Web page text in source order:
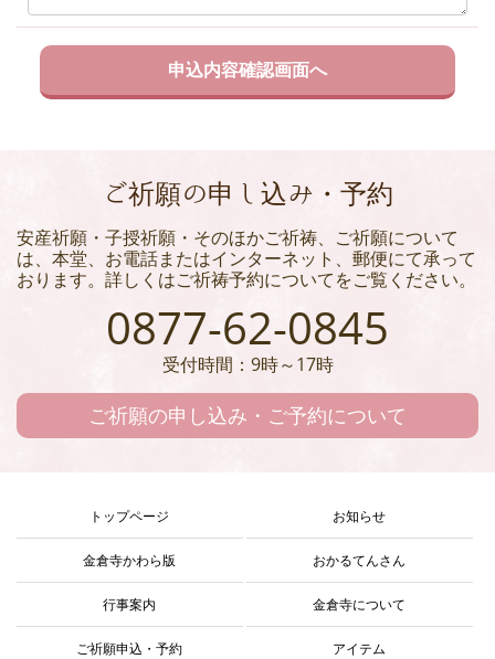
ご祈願の申し込み・予約
安産祈願・子授祈願・そのほかご祈祷、ご祈願について
は、本堂、お電話またはインターネット、郵便にて承って
おります。詳しくはご祈祷予約についてをご覧ください。
0877-62-0845
受付時間：9時～17時
ご祈願の申し込み・ご予約について
トップページ お知らせ
金倉寺かわら版 おかるてんさん
行事案内 金倉寺について
ご祈願申込・予約 アイテム